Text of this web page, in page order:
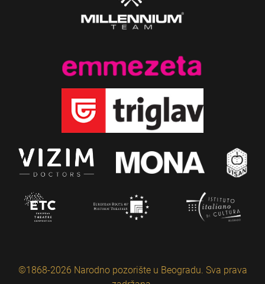
©1868-2026 Narodno pozorište u Beogradu. Sva prava